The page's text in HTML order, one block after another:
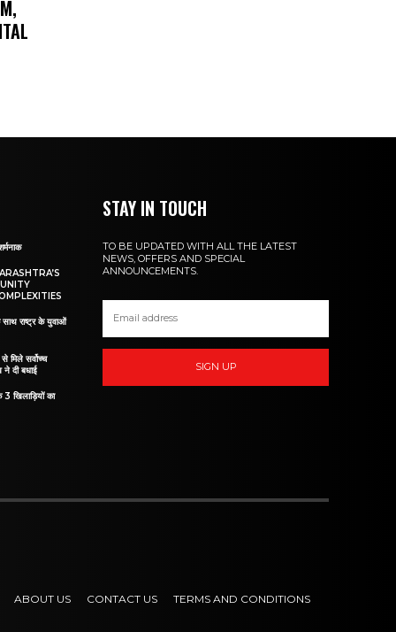
साथ राष्ट्र के युवाओं
से मिले सर्वोच्च
ने दी बधाई
खिलाड़ियों का
STAY IN TOUCH
TO BE UPDATED WITH ALL THE LATEST
NEWS, OFFERS AND SPECIAL
ANNOUNCEMENTS.
SIGN UP
ABOUT US CONTACT US TERMS AND CONDITIONS